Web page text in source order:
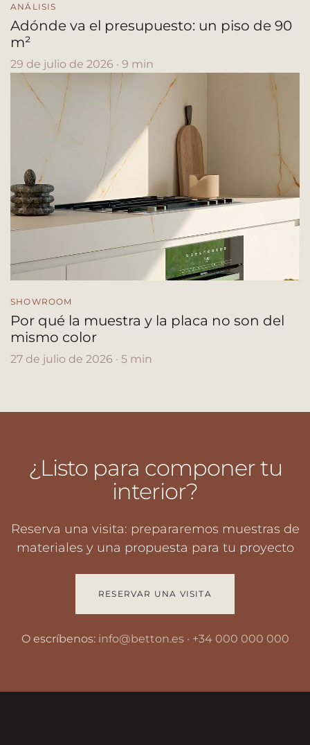
ANÁLISIS
Adónde va el presupuesto: un piso de 90
m²
29 de julio de 2026 · 9 min
SHOWROOM
Por qué la muestra y la placa no son del
mismo color
27 de julio de 2026 · 5 min
¿Listo para componer tu
interior?
Reserva una visita: prepararemos muestras de
materiales y una propuesta para tu proyecto
RESERVAR UNA VISITA
O escríbenos: info@betton.es· +34 000 000 000